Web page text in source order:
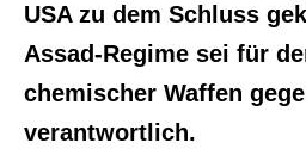
USA zu dem Schluss
Assad-Regime sei für
chemischer Waffen
verantwortlich.